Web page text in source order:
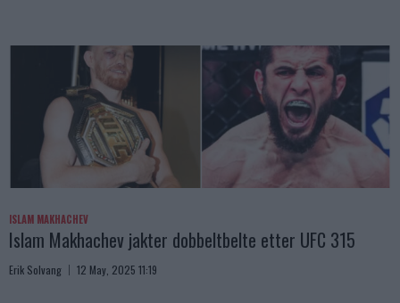
ISLAM MAKHACHEV
Islam Makhachev jakter dobbeltbelte etter UFC 315
Erik Solvang 12 May, 2025 11:19